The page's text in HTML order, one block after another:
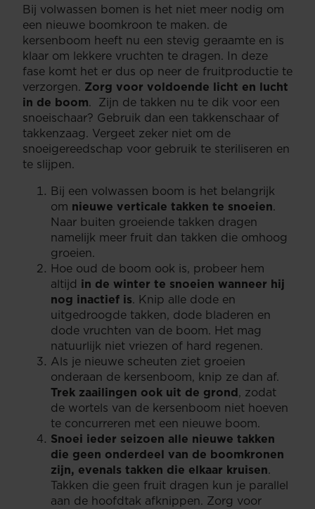
Bij volwassen bomen is het niet meer nodig om
een nieuwe boomkroon te maken. de
kersenboom heeft nu een stevig geraamte en is
klaar om lekkere vruchten te dragen. In deze
fase komt het er dus op neer de fruitproductie te
verzorgen. Zorg voor voldoende licht en lucht
in de boom. Zijn de takken nu te dik voor een
snoeischaar? Gebruik dan een takkenschaar of
takkenzaag. Vergeet zeker niet om de
snoeigereedschap voor gebruik te steriliseren en
te slijpen.
Bij een volwassen boom is het belangrijk
om nieuwe verticale takken te snoeien.
Naar buiten groeiende takken dragen
namelijk meer fruit dan takken die omhoog
groeien.
Hoe oud de boom ook is, probeer hem
altijd in de winter te snoeien wanneer hij
nog inactief is. Knip alle dode en
uitgedroogde takken, dode bladeren en
dode vruchten van de boom. Het mag
natuurlijk niet vriezen of hard regenen.
Als je nieuwe scheuten ziet groeien
onderaan de kersenboom, knip ze dan af.
Trek zaailingen ook uit de grond, zodat
de wortels van de kersenboom niet hoeven
te concurreren met een nieuwe boom.
Snoei ieder seizoen alle nieuwe takken
die geen onderdeel van de boomkronen
zijn, evenals takken die elkaar kruisen.
Takken die geen fruit dragen kun je parallel
aan de hoofdtak afknippen. Zorg voor